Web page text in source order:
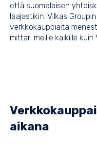
että suomalaisen
laajastikin. Vilkas
verkkokauppiaita
mittari meille kaikille kuin
aikana